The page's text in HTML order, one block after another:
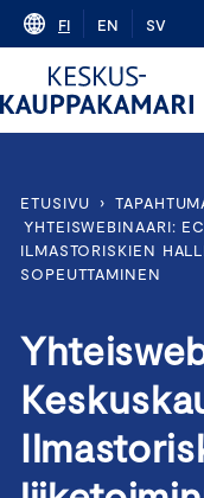
Skip
content
FI EN SV
ETUSIVU ›
YHTEISWEBINAARI:
ILMASTORISKIEN
SOPEUTTAMINEN